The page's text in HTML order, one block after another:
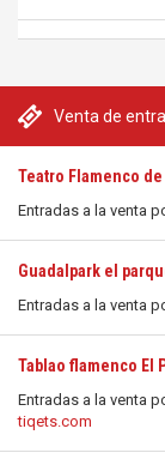
Venta de
Teatro Flamenco
Entradas a la venta
Guadalpark el
Entradas a la venta
Tablao flamenco El
Entradas a la venta
tiqets.com